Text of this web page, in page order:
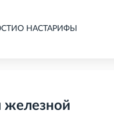
О НАСТАРИФЫ
железной